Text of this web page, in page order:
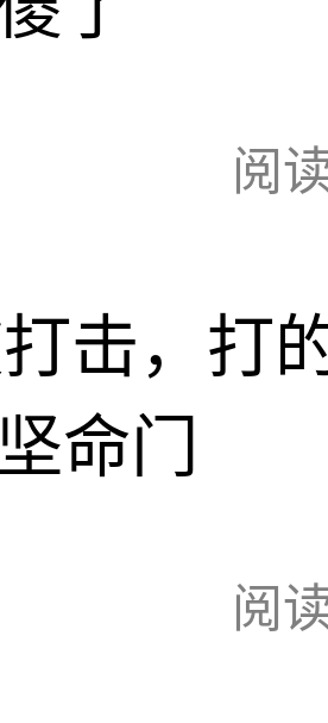
阅
击，打
命门
阅